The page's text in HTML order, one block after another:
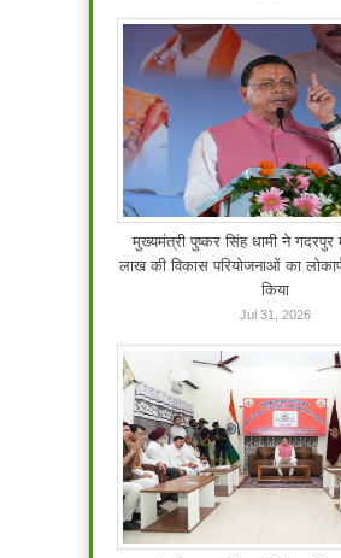
मुख्यमंत्री पुष्कर सिंह धामी ने
लाख की विकास परियोजनाओं का
किया
Jul 31, 2026